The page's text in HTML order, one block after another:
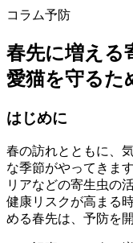
コラム予防
春先に増える
愛猫を守るた
はじめに
春の訪れとともに、
な季節がやってきま
リアなどの寄生虫の
健康リスクが高まる
める春先は、予防を